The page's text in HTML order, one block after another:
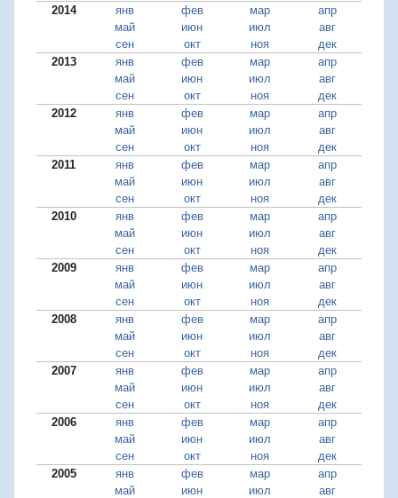
2014
янв фев мар
апр
май
июн июл
авг
сен
окт ноя
дек
2013
янв фев мар
апр
май
июн июл
авг
сен
окт ноя
дек
2012
янв фев мар
апр
май
июн июл
авг
сен
окт ноя
дек
2011
янв фев мар
апр
май
июн июл
авг
сен
окт ноя
дек
2010
янв фев мар
апр
май
июн июл
авг
сен
окт ноя
дек
2009
янв фев мар
апр
май
июн июл
авг
сен
окт ноя
дек
2008
янв фев мар
апр
май
июн июл
авг
сен
окт ноя
дек
2007
янв фев мар
апр
май
июн июл
авг
сен
окт ноя
дек
2006
янв фев мар
апр
май
июн июл
авг
сен
окт ноя
дек
2005
янв фев мар
апр
май
июн июл
авг